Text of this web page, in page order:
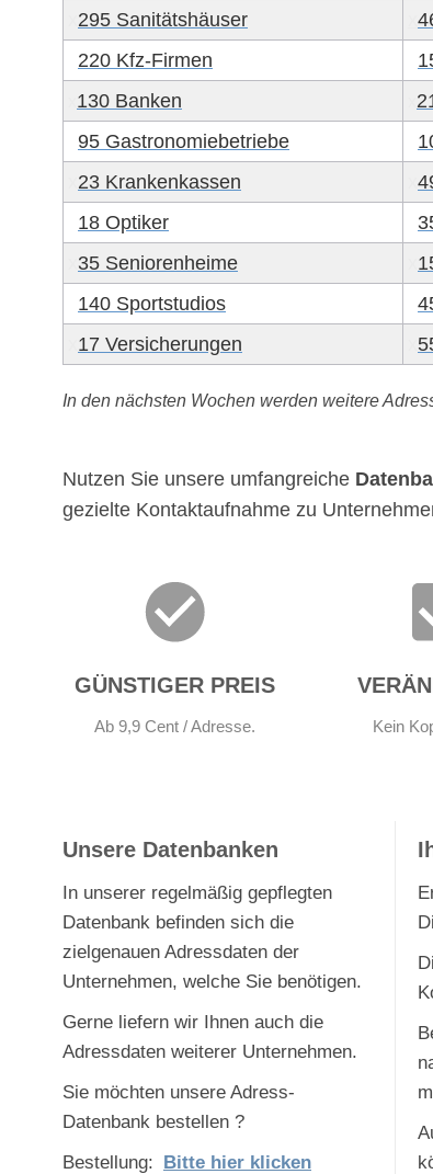
295 Sanitätshäuser
220 Kfz-Firmen
130 Banken
95 Gastronomiebetriebe
23 Krankenkassen
18 Optiker
35 Seniorenheime
140 Sportstudios
17 Versicherungen
In den nächsten Wochen werden weitere
Nutzen Sie unsere umfangreiche
gezielte Kontaktaufnahme zu
GÜNSTIGER PREIS
Ab 9,9 Cent / Adresse. Kein
Unsere Datenbanken
In unserer regelmäßig gepflegten
Datenbank befinden sich die
zielgenauen Adressdaten der
Unternehmen, welche Sie benötigen.
Gerne liefern wir Ihnen auch die
Adressdaten weiterer Unternehmen.
Sie möchten unsere Adress-
Datenbank bestellen ?
Bestellung: Bitte hier klicken